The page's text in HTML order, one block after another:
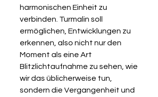
harmonischen Einheit zu
verbinden. Turmalin soll
ermöglichen, Entwicklungen zu
erkennen, also nicht nur den
Moment als eine Art
Blitzlichtaufnahme zu sehen, wie
wir das üblicherweise tun,
sondern die Vergangenheit und